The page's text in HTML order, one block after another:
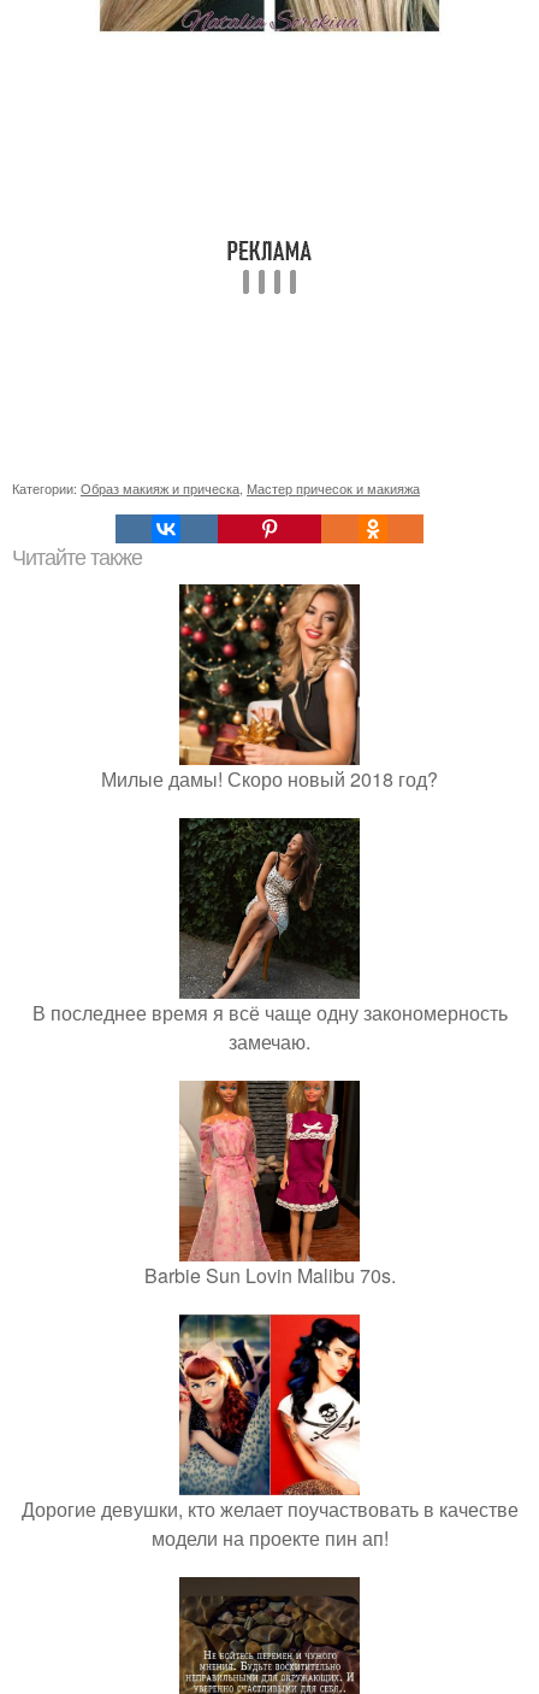
Категории: Образ макияж и прическа Мастер причесок и макияжа
Читайте также
Милые дамы! Скоро новый 2018 год?
В последнее время я всё чаще одну закономерность
замечаю.
Barbie Sun Lovin Malibu 70s.
Дорогие девушки, кто желает поучаствовать в качестве
модели на проекте пин ап!